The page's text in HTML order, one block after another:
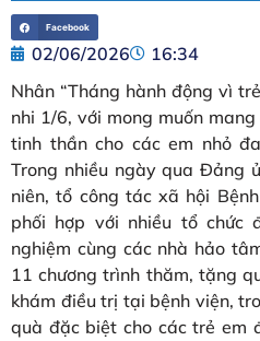
Facebook
02/06/2026
16:34
Nhân “Tháng hành động vì
nhi 1/6, với mong muốn
tinh thần cho các em nhỏ
Trong nhiều ngày qua Đảng
niên, tổ công tác xã hội
phối hợp với nhiều tổ chức
nghiệm cùng các nhà hảo
11 chương trình thăm, tặng
khám điều trị tại bệnh viện,
quà đặc biệt cho các trẻ em